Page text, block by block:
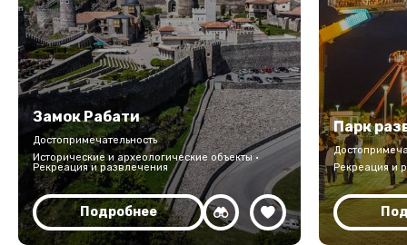
Замок Рабати
Достопримечательность
Исторические и археологические объекты ·
Рекреация и развлечения
Подробнее
Парк
Рекреация и